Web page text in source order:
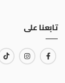
تابعنا على